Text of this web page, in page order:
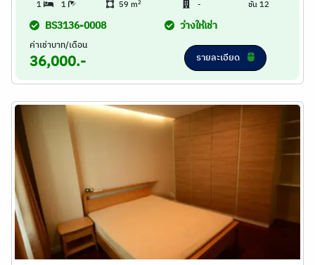
1 1 59 m2 - ชั้น 12
BS3136-0008 ว่างให้เช่า
ค่าเช่าบาท/เดือน
36,000.- รายละเอียด